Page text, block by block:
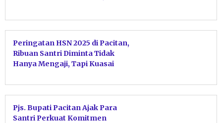
Peringatan HSN 2025 di Pacitan,
Ribuan Santri Diminta Tidak
Hanya Mengaji, Tapi Kuasai
Pjs. Bupati Pacitan Ajak Para
Santri Perkuat Komitmen